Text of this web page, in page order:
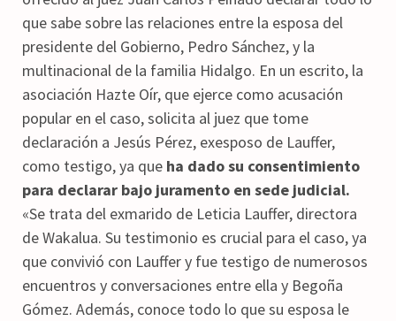
que sabe sobre las relaciones entre la esposa del
presidente del Gobierno, Pedro Sánchez, y la
multinacional de la familia Hidalgo. En un escrito, la
asociación Hazte Oír, que ejerce como acusación
popular en el caso, solicita al juez que tome
declaración a Jesús Pérez, exesposo de Lauffer,
como testigo, ya que ha dado su consentimiento
para declarar bajo juramento en sede judicial.
«Se trata del exmarido de Leticia Lauffer, directora
de Wakalua. Su testimonio es crucial para el caso, ya
que convivió con Lauffer y fue testigo de numerosos
encuentros y conversaciones entre ella y Begoña
Gómez. Además, conoce todo lo que su esposa le